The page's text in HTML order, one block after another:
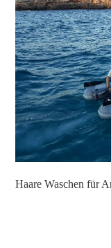
Haare Waschen für